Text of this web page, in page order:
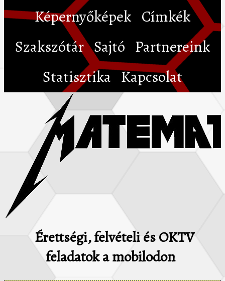
Képernyőképek Címkék
Szakszótár Sajtó Partnereink
Statisztika Kapcsolat
Érettségi, felvételi és OKTV
feladatok a mobilodon